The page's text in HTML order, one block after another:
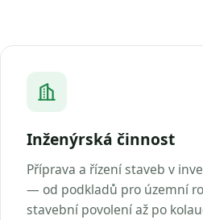
Inženýrská činnost
Příprava a řízení staveb v
— od podkladů pro územní
stavební povolení až po